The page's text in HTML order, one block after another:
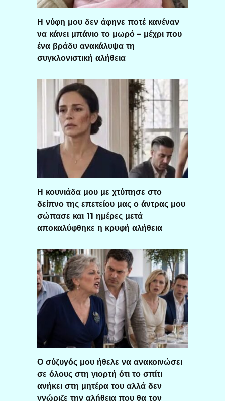
Η νύφη μου δεν άφηνε ποτέ κανέναν
να κάνει μπάνιο το μωρό – μέχρι που
ένα βράδυ ανακάλυψα τη
συγκλονιστική αλήθεια
Η κουνιάδα μου με χτύπησε στο
δείπνο της επετείου μας ο άντρας μου
σώπασε και 11 ημέρες μετά
αποκαλύφθηκε η κρυφή αλήθεια
Ο σύζυγός μου ήθελε να ανακοινώσει
σε όλους στη γιορτή ότι το σπίτι
ανήκει στη μητέρα του αλλά δεν
γνώριζε την αλήθεια που θα τον